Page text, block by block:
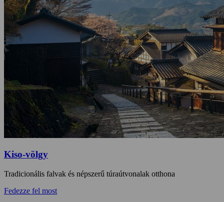
Kiso-völgy
Tradicionális falvak és népszerű túraútvonalak otthona
Fedezze fel most